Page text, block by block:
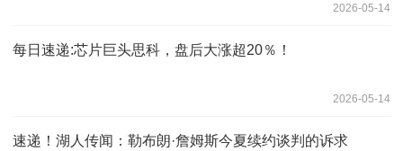
2026-05-14
每日速递:芯片巨头思科，盘后大涨超20％！
2026-05-14
速递！湖人传闻：勒布朗·詹姆斯今夏续约谈判的诉求